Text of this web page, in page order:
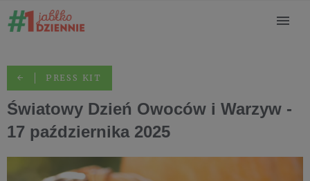
PRESS KIT
Światowy Dzień Owoców i Warzyw -
17 października 2025